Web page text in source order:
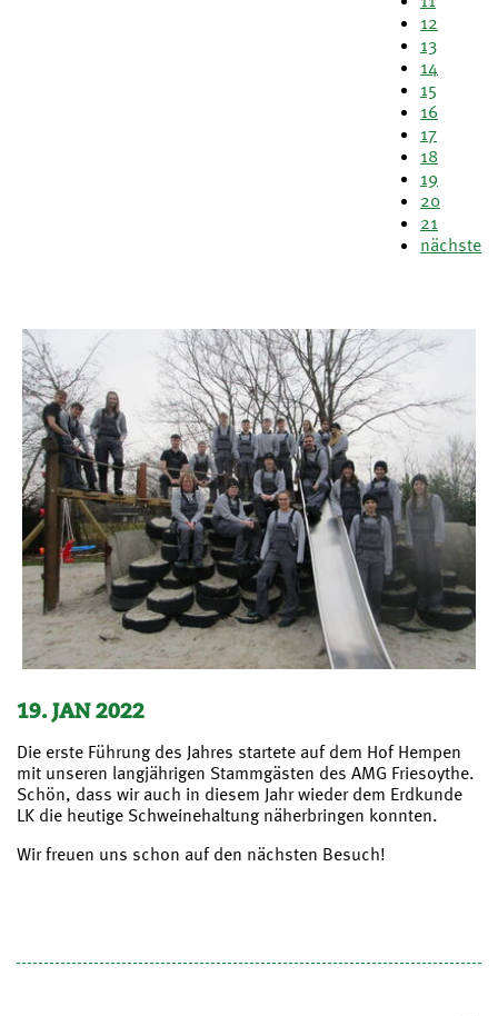
12
13
14
15
16
17
18
19
20
21
nächste
19. JAN 2022
Die erste Führung des Jahres startete auf dem Hof Hempen
mit unseren langjährigen Stammgästen des AMG Friesoythe.
Schön, dass wir auch in diesem Jahr wieder dem Erdkunde
LK die heutige Schweinehaltung näherbringen konnten.
Wir freuen uns schon auf den nächsten Besuch!